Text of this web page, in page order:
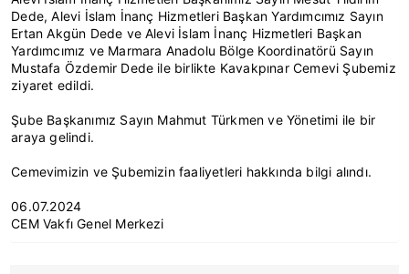
Dede, Alevi İslam İnanç Hizmetleri Başkan Yardımcımız Sayın
Ertan Akgün Dede ve Alevi İslam İnanç Hizmetleri Başkan
Yardımcımız ve Marmara Anadolu Bölge Koordinatörü Sayın
Mustafa Özdemir Dede ile birlikte Kavakpınar Cemevi Şubemiz
ziyaret edildi.
Şube Başkanımız Sayın Mahmut Türkmen ve Yönetimi ile bir
araya gelindi.
Cemevimizin ve Şubemizin faaliyetleri hakkında bilgi alındı.
06.07.2024
CEM Vakfı Genel Merkezi